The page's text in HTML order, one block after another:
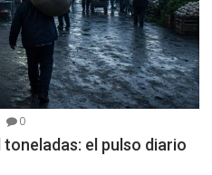
0
el pulso diario